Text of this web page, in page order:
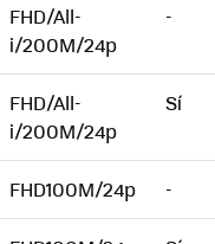
FHD/All-
i/200M/24p
-
FHD/All-
i/200M/24p
Sí
FHD100M/24p -